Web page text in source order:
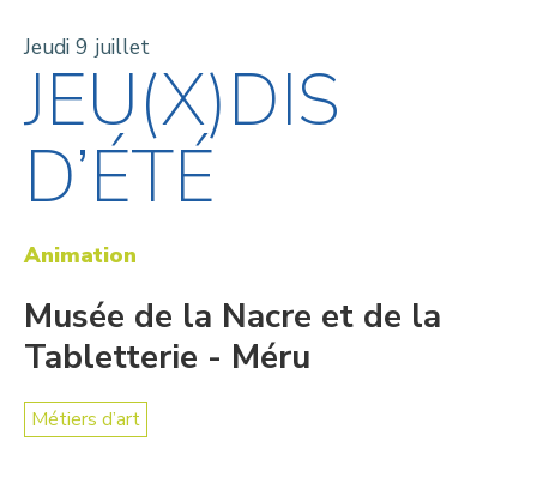
Jeudi 9 juillet
JEU(X)DIS
D’ÉTÉ
Animation
Musée de la Nacre et de la
Tabletterie - Méru
Métiers d’art